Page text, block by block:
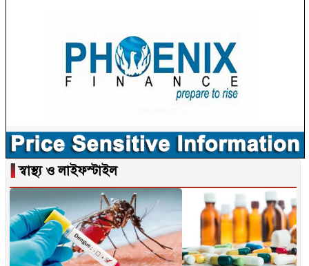
▐স্বাস্থ্য ও লাইফস্টাইল